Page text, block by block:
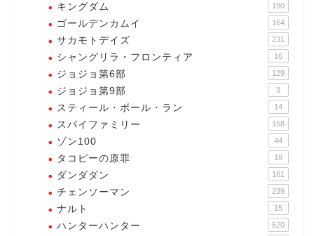
キングダム 190
ゴールデンカムイ 164
サカモトデイズ 231
シャングリラ・フロンティア 16
ジョジョ第6部 129
ジョジョ第9部 3
スティール・ボール・ラン 14
スパイファミリー 158
ゾン100 44
タコピーの原罪 18
ダンダダン 161
チェンソーマン 239
ナルト 15
ハンターハンター 520